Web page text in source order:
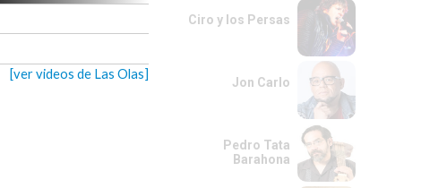
[ver videos de Las Olas]
Ciro y los Persas
Jon Carlo
Pedro Tata
Barahona